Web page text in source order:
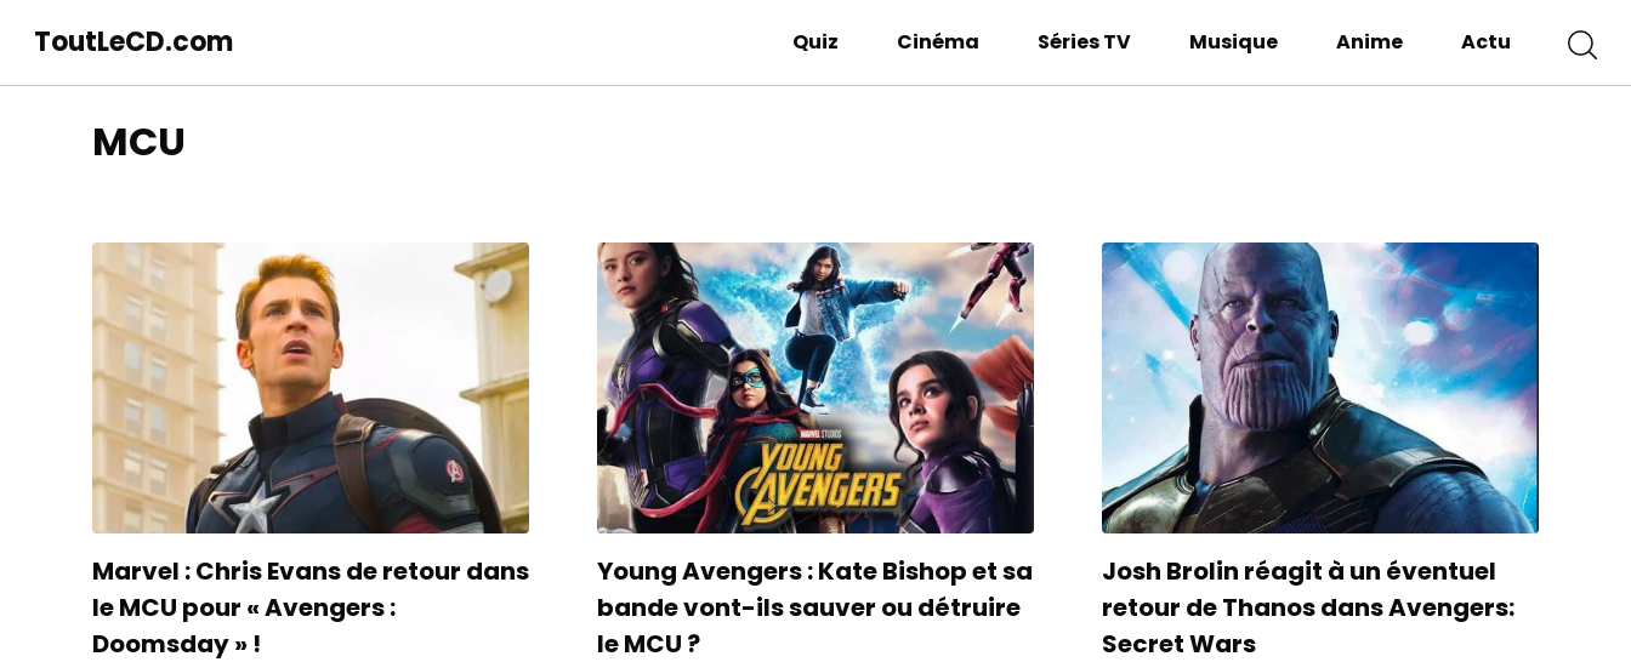
ToutLeCD.com Quiz Cinéma Séries TV Musique Anime Actu
MCU
Marvel : Chris Evans de retour dans
le MCU pour « Avengers :
Doomsday » !
Young Avengers : Kate Bishop et sa
bande vont-ils sauver ou détruire
le MCU ?
Josh Brolin réagit à un éventuel
retour de Thanos dans Avengers:
Secret Wars